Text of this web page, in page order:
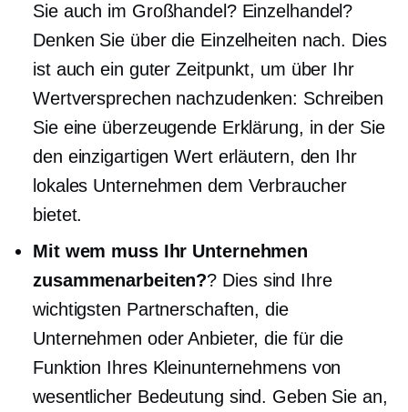
Sie auch im Großhandel? Einzelhandel?
Denken Sie über die Einzelheiten nach. Dies
ist auch ein guter Zeitpunkt, um über Ihr
Wertversprechen nachzudenken: Schreiben
Sie eine überzeugende Erklärung, in der Sie
den einzigartigen Wert erläutern, den Ihr
lokales Unternehmen dem Verbraucher
bietet.
Mit wem muss Ihr Unternehmen
zusammenarbeiten?? Dies sind Ihre
wichtigsten Partnerschaften, die
Unternehmen oder Anbieter, die für die
Funktion Ihres Kleinunternehmens von
wesentlicher Bedeutung sind. Geben Sie an,